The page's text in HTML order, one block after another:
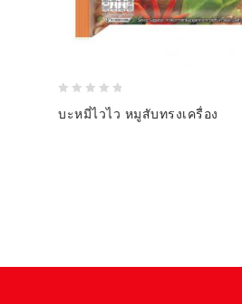
out
บะหมี่ไวไว หมูสับทรงเครื่อง